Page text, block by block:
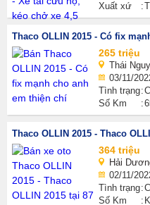
Xuất xứ
Thaco OLLIN 2015 - Có fix
265 triệu
Thái
03/11/
Tình trạng
Số Km
Thaco OLLIN 2015 - Thaco
364 triệu
Hải
02/11/
Tình trạng
Số Km